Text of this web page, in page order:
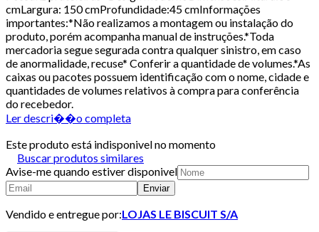
cmLargura: 150 cmProfundidade:45 cmInformações
importantes:*Não realizamos a montagem ou instalação do
produto, porém acompanha manual de instruções.*Toda
mercadoria segue segurada contra qualquer sinistro, em caso
de anormalidade, recuse* Conferir a quantidade de volumes.*As
caixas ou pacotes possuem identificação com o nome, cidade e
quantidades de volumes relativos à compra para conferência
do recebedor.
Ler descri��o completa
Este produto está indisponivel no momento
Buscar produtos similares
Avise-me quando estiver disponivel
Enviar
Vendido e entregue por:LOJAS LE BISCUIT S/A